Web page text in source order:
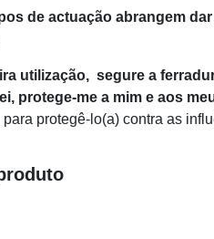
de actuação abrangem
utilização, segure a
protege-me a mim e aos
protegê-lo(a) contra as